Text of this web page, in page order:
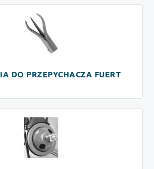
DO PRZEPYCHACZA FUERT